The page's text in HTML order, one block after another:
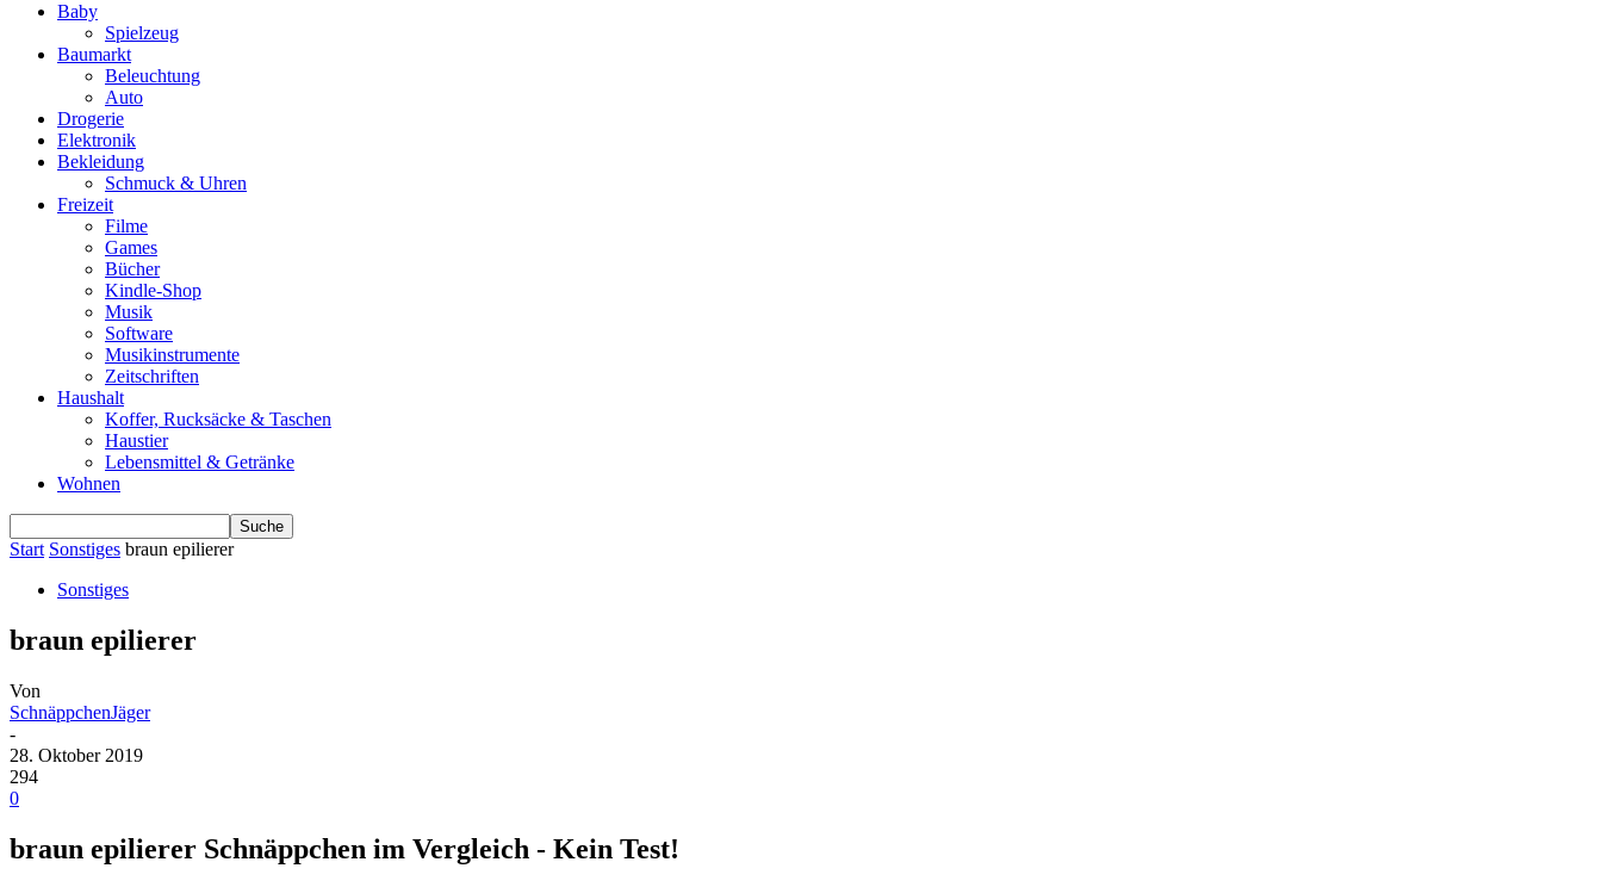
Baby
Spielzeug
Baumarkt
Beleuchtung
Auto
Drogerie
Elektronik
Bekleidung
Schmuck & Uhren
Freizeit
Filme
Games
Bücher
Kindle-Shop
Musik
Software
Musikinstrumente
Zeitschriften
Haushalt
Koffer, Rucksäcke & Taschen
Haustier
Lebensmittel & Getränke
Wohnen
Start Sonstiges braun epilierer
Sonstiges
braun epilierer
Von
SchnäppchenJäger
-
28. Oktober 2019
294
0
braun epilierer Schnäppchen im Vergleich - Kein Test!